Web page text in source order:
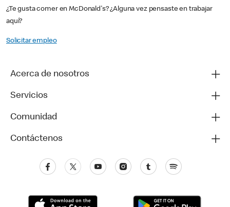
¿Te gusta comer en McDonald's? ¿Alguna vez pensaste en trabajar
aquí?
Solicitar empleo
Acerca de nosotros
Servicios
Comunidad
Contáctenos